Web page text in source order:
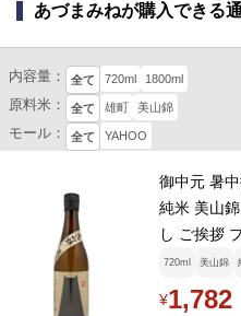
あづまみねが購入できる
内容量： 全て 720ml 1800ml
原料米： 全て 雄町 美山錦
モール： 全て YAHOO
御中元 暑
純米 美山
し ご挨拶
心ばかり
720ml 美山錦
¥1,782